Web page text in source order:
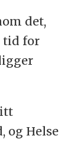
det,
tid for
og Helse